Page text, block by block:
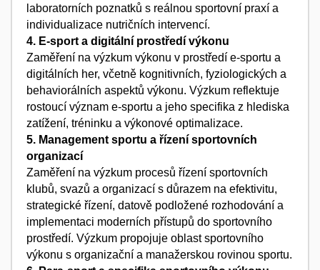
laboratorních poznatků s reálnou sportovní praxí a
individualizace nutričních intervencí.
4. E-sport a digitální prostředí výkonu
Zaměření na výzkum výkonu v prostředí e-sportu a
digitálních her, včetně kognitivních, fyziologických a
behaviorálních aspektů výkonu. Výzkum reflektuje
rostoucí význam e-sportu a jeho specifika z hlediska
zatížení, tréninku a výkonové optimalizace.
5. Management sportu a řízení sportovních
organizací
Zaměření na výzkum procesů řízení sportovních
klubů, svazů a organizací s důrazem na efektivitu,
strategické řízení, datově podložené rozhodování a
implementaci moderních přístupů do sportovního
prostředí. Výzkum propojuje oblast sportovního
výkonu s organizační a manažerskou rovinou sportu.